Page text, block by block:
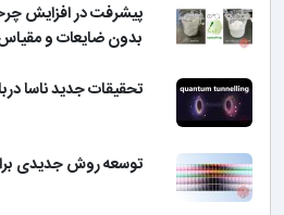
پیشرفت در افزایش
بدون ضایعات و
تحقیقات جدید ناسا
توسعه روش جدیدی